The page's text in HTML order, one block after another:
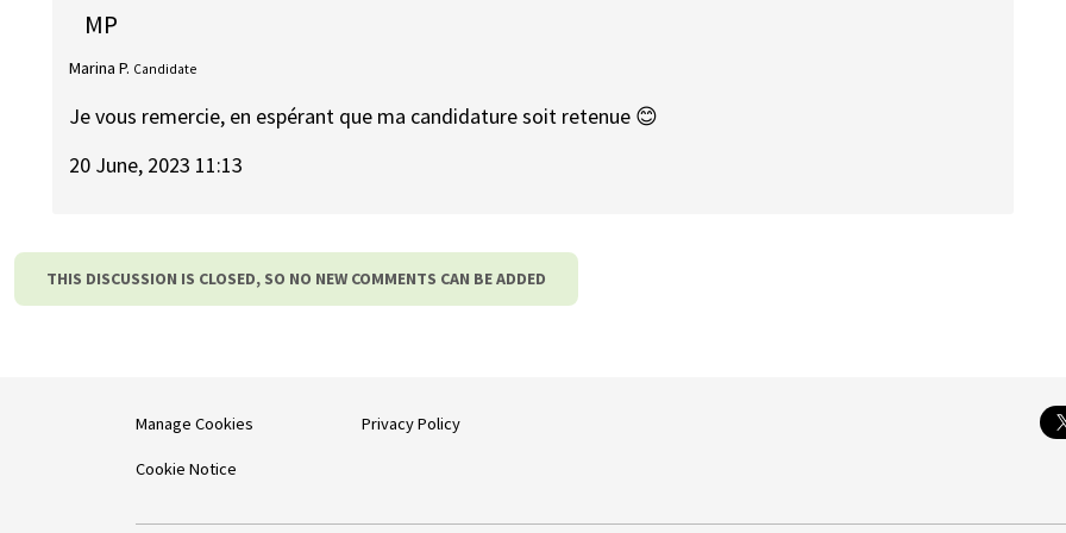
MP
Marina P. Candidate
Je vous remercie, en espérant que ma candidature soit retenue 😊
20 June, 2023 11:13
THIS DISCUSSION IS CLOSED, SO NO NEW COMMENTS CAN BE ADDED
Manage Cookies
Cookie Notice
Privacy Policy